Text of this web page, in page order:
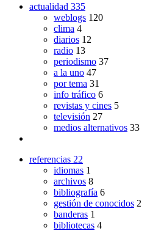
actualidad 335
weblogs 120
clima 4
diarios 12
radio 13
periodismo 37
a la uno 47
por tema 31
info tráfico 6
revistas y cines 5
televisión 27
medios alternativos 33
referencias 22
idiomas 1
archivos 8
bibliografía 6
gestión de conocidos 2
banderas 1
bibliotecas 4